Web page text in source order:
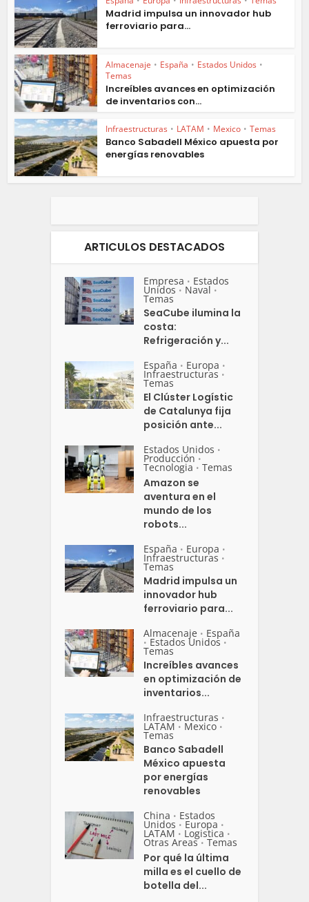
Madrid impulsa un innovador hub
ferroviario para...
Almacenaje • España • Estados Unidos •
Temas
Increíbles avances en optimización
de inventarios con...
Infraestructuras • LATAM • Mexico • Temas
Banco Sabadell México apuesta por
energías renovables
ARTICULOS DESTACADOS
Empresa • Estados
Unidos • Naval •
Temas
SeaCube ilumina la
costa:
Refrigeración y...
España • Europa •
Infraestructuras •
Temas
El Clúster Logístic
de Catalunya fija
posición ante...
Estados Unidos •
Producción •
Tecnologia • Temas
Amazon se
aventura en el
mundo de los
robots...
España • Europa •
Infraestructuras •
Temas
Madrid impulsa un
innovador hub
ferroviario para...
Almacenaje • España
• Estados Unidos •
Temas
Increíbles avances
en optimización de
inventarios...
Infraestructuras •
LATAM • Mexico •
Temas
Banco Sabadell
México apuesta
por energías
renovables
China • Estados
Unidos • Europa •
LATAM • Logistica •
Otras Areas • Temas
Por qué la última
milla es el cuello de
botella del...